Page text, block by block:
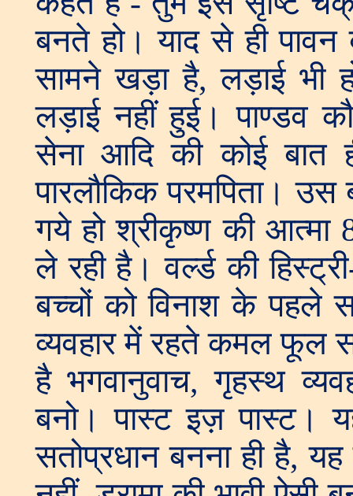
बनते हो। याद से ही पावन
सामने खड़ा है, लड़ाई भी
लड़ाई नहीं हुई। पाण्डव
सेना आदि की कोई बात
पारलौकिक परमपिता। उस
गये हो श्रीकृष्ण की आत्मा
ले रही है। वर्ल्ड की
बच्चों को विनाश के पहले
व्यवहार में रहते कमल फूल
है भगवानुवाच, गृहस्थ
बनो। पास्ट इज़ पास्ट।
सतोप्रधान बनना ही है, यह